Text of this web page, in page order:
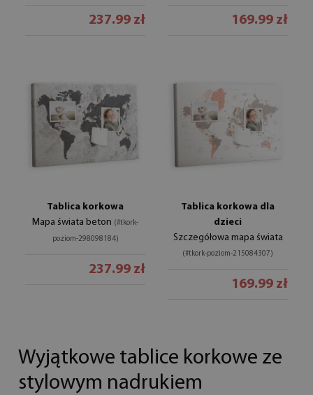
237.99 zł 169.99 zł
Tablica korkowa
Mapa świata beton (#tkork-
poziom-298098184)
237.99 zł
Tablica korkowa dla
dzieci
Szczegółowa mapa świata
(#tkork-poziom-215084307)
169.99 zł
Wyjątkowe tablice korkowe ze
stylowym nadrukiem